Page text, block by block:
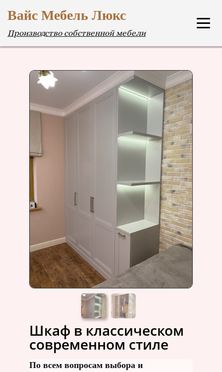
Вайс Мебель Люкс
Производство собственной мебели
Шкаф в классическом
современном стиле
По всем вопросам выбора и